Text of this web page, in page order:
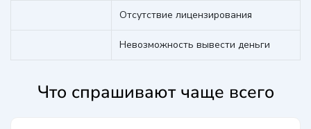
Отсутствие лицензирования
Невозможность вывести деньги
Что спрашивают чаще всего